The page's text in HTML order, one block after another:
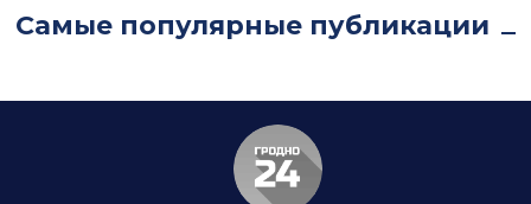
Самые популярные публикации